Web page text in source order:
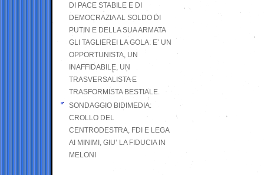
DI PACE STABILE E DI
DEMOCRAZIA AL SOLDO DI
PUTIN E DELLA SUA ARMATA
GLI TAGLIEREI LA GOLA: E’ UN
OPPORTUNISTA, UN
INAFFIDABILE, UN
TRASVERSALISTA E
TRASFORMISTA BESTIALE.
SONDAGGIO BIDIMEDIA:
CROLLO DEL
CENTRODESTRA, FDI E LEGA
AI MINIMI, GIU’ LA FIDUCIA IN
MELONI